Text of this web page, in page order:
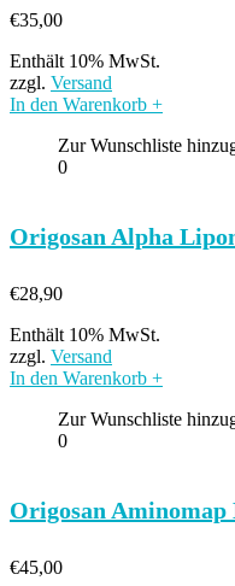
€35,00
Enthält 10% MwSt.
zzgl. Versand
In den Warenkorb +
Zur Wunschliste
0
Origosan Alpha
€28,90
Enthält 10% MwSt.
zzgl. Versand
In den Warenkorb +
Zur Wunschliste
0
Origosan
€45,00